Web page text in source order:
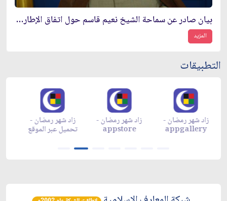
بيان صادر عن سماحة الشيخ نعيم قاسم حول اتفاق الإطار بين السلطة اللبنانية وكيان العدو الصهيوني
المزيد
التطبيقات
زاد شهر رمضان -
تحميل عبر الموقع
زاد شهر رمضان -
appstore
زاد شهر رمضان -
appgallery